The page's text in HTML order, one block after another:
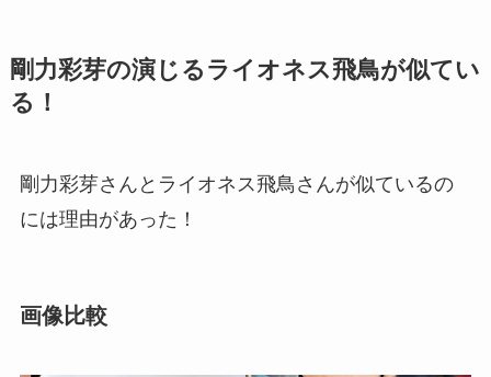
剛力彩芽の演じるライオネス飛鳥が似てい
る！
剛力彩芽さんとライオネス飛鳥さんが似ているの
には理由があった！
画像比較